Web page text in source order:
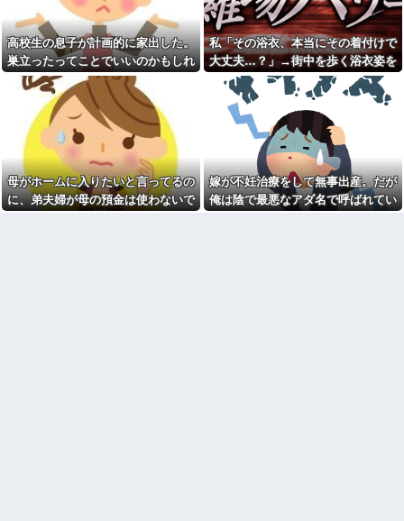
祖父が亡くなって遺品整理し
てたら大量の手紙が出てきた。
全部同じ女性で祖父と恋愛関係
だったっぽい
見知らぬママ「待って！車を
動かさないで！」私「え、何が
あったの！？」→慌てて降りる
と園長先生が激怒していて…
私「この絵馬、切ないお願い
が書いてある…」友人「読んで
みて」→有名神社で見つけた願
い事の内容に、思わず神様も困
るだろうと思ってしまい…
義妹夫のお兄さんが草加の集
まりにいてビックリ。義両親は
新興宗教大嫌いな人たちなのに...
あんたはねぇ…」私「また比べ
るの？」→積もり積もった不満
がついに爆発して…
日本韓国台湾「少子化です」
←わかる 中国北朝鮮「少子化
です」←強権国家でも止められ
ないのかよ
ラーメンハゲ「最近のインス
タントは店に出せるレベル」ラ
ーメン大好きJK「店とインスタ
ントの良さは別のベクトル」他
担当美容師と近所の道端でば
ったり。美容師「早く前みたい
に美容室に来てくださいよ～」
私「もう少し落ち着いたらお願
高校生の息子が計画的に家出した。
巣立ったってことでいいのかもしれ
ないけど、なんか割り切れず...
私「その浴衣、本当にその着付けで
大丈夫…？」→街中を歩く浴衣姿を
見て、違和感ばかりが気になってし
まい…
母がホームに入りたいと言ってるの
に、弟夫婦が母の預金は使わないで
嫁が不妊治療をして無事出産。だが
俺は陰で最悪なアダ名で呼ばれてい